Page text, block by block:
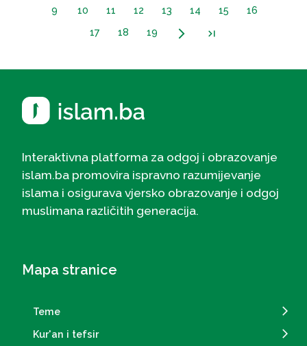
9
10 11 12 13 14 15
16
17
18 19 arrow_forward_ios last_page
Interaktivna platforma za odgoj i obrazovanje
islam.ba promovira ispravno razumijevanje
islama i osigurava vjersko obrazovanje i odgoj
muslimana različitih generacija.
Mapa stranice
Teme
Kur'an i tefsir